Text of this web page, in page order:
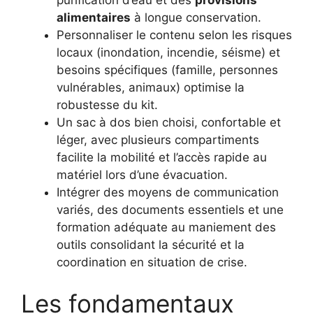
alimentaires à longue conservation.
Personnaliser le contenu selon les risques
locaux (inondation, incendie, séisme) et
besoins spécifiques (famille, personnes
vulnérables, animaux) optimise la
robustesse du kit.
Un sac à dos bien choisi, confortable et
léger, avec plusieurs compartiments
facilite la mobilité et l’accès rapide au
matériel lors d’une évacuation.
Intégrer des moyens de communication
variés, des documents essentiels et une
formation adéquate au maniement des
outils consolidant la sécurité et la
coordination en situation de crise.
Les fondamentaux